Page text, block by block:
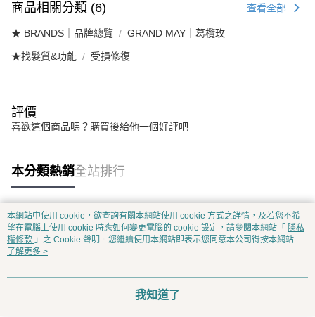
商品相關分類 (6) 查看全部
★ BRANDS｜品牌總覽 GRAND MAY｜葛欖玫
★找髮質&功能 受損修復
評價
喜歡這個商品嗎？購買後給他一個好評吧
本分類熱銷全站排行
熱門標籤
本網站中使用 cookie，欲查詢有關本網站使用 cookie 方式之詳情，及若您不希
望在電腦上使用 cookie 時應如何變更電腦的 cookie 設定，請參閱本網站「 隱私
權條款 」之 Cookie 聲明。您繼續使用本網站即表示您同意本公司得按本網站使
用條款之 Cookie 聲明使用 cookie。
了解更多 >
我知道了